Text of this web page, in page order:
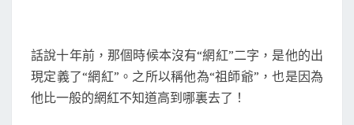
科
毒
藥
話說十年前，那個時候本沒有“網紅”二字，是他的出
現定義了“網紅”。之所以稱他為“祖師爺”，也是因為
他比一般的網紅不知道高到哪裏去了！